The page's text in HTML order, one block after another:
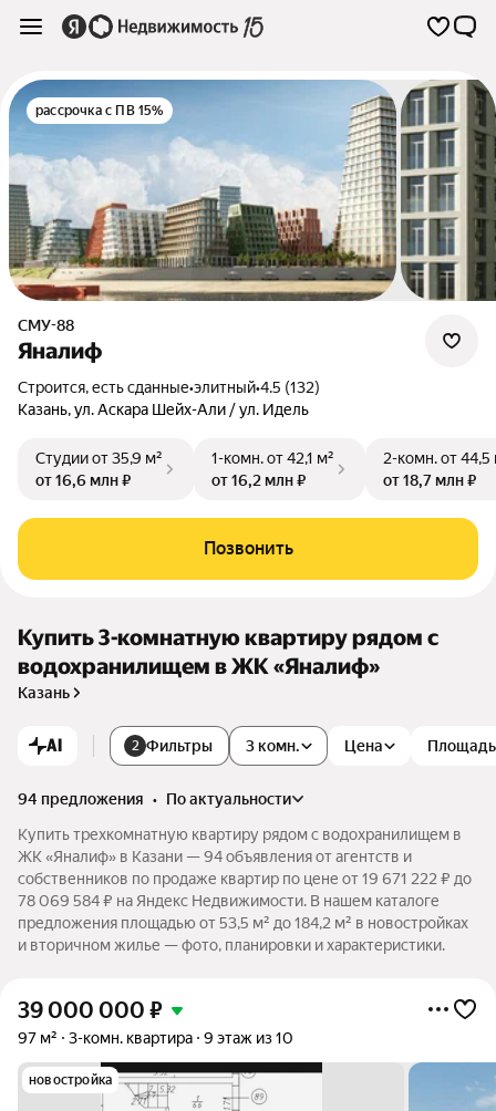
рассрочка с ПВ 15%
СМУ-88
Яналиф
Строится, есть сданные•элитный•4.5 (132)
Казань,ул. Аскара Шейх-Али / ул. Идель
Студииот 35,9 м²
от 16,6 млн ₽
1-комн.от 42,1 м²
от 16,2 млн ₽
2-комн.от 44,5
от 18,7 млн ₽
Позвонить
Купить 3-комнатную квартиру рядом с
водохранилищем в ЖК «Яналиф»
Казань
AI 2 Фильтры 3 комн. Цена Площадь
94 предложения •
по актуальности
Купить трехкомнатную квартиру рядом с водохранилищем в
ЖК «Яналиф» в Казани — 94 объявления от агентств и
собственников по продаже квартир по цене от 19 671 222 ₽ до
78 069 584 ₽ на Яндекс Недвижимости. В нашем каталоге
предложения площадью от 53,5 м² до 184,2 м² в новостройках
и вторичном жилье — фото, планировки и характеристики.
39 000 000 ₽
97 м² 3-комн. квартира 9 этаж из 10
новостройка